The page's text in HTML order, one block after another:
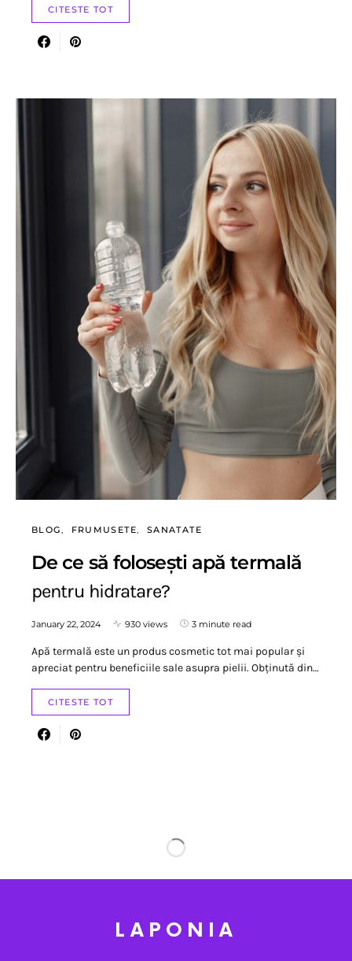
CITESTE TOT
BLOG FRUMUSETE SANATATE
De ce să folosești apă termală
pentru hidratare?
January 22, 2024 930 views 3 minute read
Apă termală este un produs cosmetic tot mai popular și
apreciat pentru beneficiile sale asupra pielii. Obținută din…
CITESTE TOT
LAPONIA